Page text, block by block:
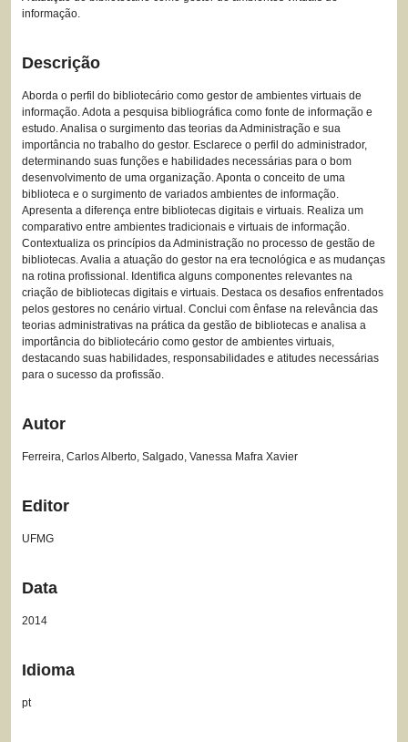
informação.
Descrição
Aborda o perfil do bibliotecário como gestor de ambientes virtuais de
informação. Adota a pesquisa bibliográfica como fonte de informação e
estudo. Analisa o surgimento das teorias da Administração e sua
importância no trabalho do gestor. Esclarece o perfil do administrador,
determinando suas funções e habilidades necessárias para o bom
desenvolvimento de uma organização. Aponta o conceito de uma
biblioteca e o surgimento de variados ambientes de informação.
Apresenta a diferença entre bibliotecas digitais e virtuais. Realiza um
comparativo entre ambientes tradicionais e virtuais de informação.
Contextualiza os princípios da Administração no processo de gestão de
bibliotecas. Avalia a atuação do gestor na era tecnológica e as mudanças
na rotina profissional. Identifica alguns componentes relevantes na
criação de bibliotecas digitais e virtuais. Destaca os desafios enfrentados
pelos gestores no cenário virtual. Conclui com ênfase na relevância das
teorias administrativas na prática da gestão de bibliotecas e analisa a
importância do bibliotecário como gestor de ambientes virtuais,
destacando suas habilidades, responsabilidades e atitudes necessárias
para o sucesso da profissão.
Autor
Ferreira, Carlos Alberto, Salgado, Vanessa Mafra Xavier
Editor
UFMG
Data
2014
Idioma
pt